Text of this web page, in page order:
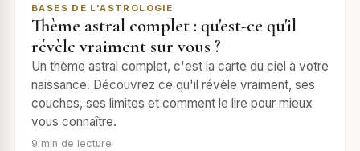
BASES DE L'ASTROLOGIE
Thème astral complet : qu'est-ce qu'il
révèle vraiment sur vous ?
Un thème astral complet, c'est la carte du ciel à votre
naissance. Découvrez ce qu'il révèle vraiment, ses
couches, ses limites et comment le lire pour mieux
vous connaître.
9 min de lecture